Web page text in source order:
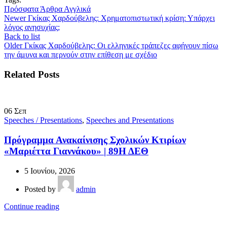
Πρόσφατα Άρθρα Αγγλικά
Newer Γκίκας Χαρδούβελης: Χρηματοπιστωτική κρίση: Υπάρχει
λόγος ανησυχίας;
Back to list
Older Γκίκας Χαρδούβελης: Οι ελληνικές τράπεζες αφήνουν πίσω
την άμυνα και περνούν στην επίθεση με σχέδιο
Related Posts
06 Σεπ
Speeches / Presentations, Speeches and Presentations
Πρόγραμμα Ανακαίνισης Σχολικών Κτιρίων
«Μαριέττα Γιαννάκου» | 89Η ΔΕΘ
5 Ιουνίου, 2026
Posted by
admin
Continue reading